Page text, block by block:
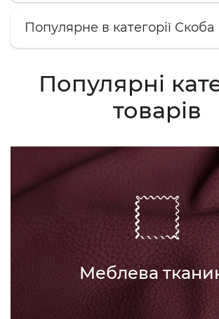
Популярне в категорії Скоба
Популярні
товарів
Меблева